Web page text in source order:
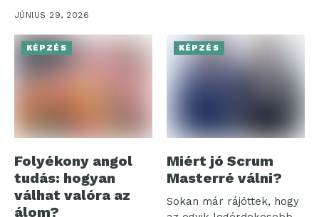
Vízmérnöki Tanszéke
oktatójának...
JÚNIUS 29, 2026
KÉPZÉS
Folyékony angol
tudás: hogyan
válhat valóra az
álom?
KÉPZÉS
Miért jó Scrum
Masterré válni?
Sokan már rájöttek, hogy